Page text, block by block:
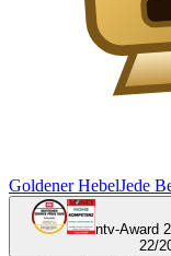
Goldener HebelJede
ntv-Award
22/